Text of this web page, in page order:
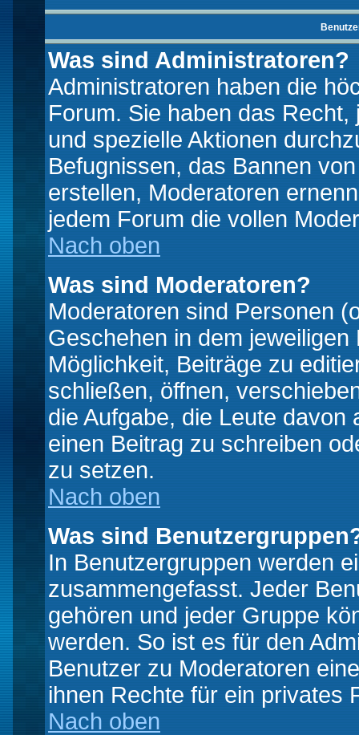
Was sind Administratoren?
Administratoren haben die
Forum. Sie haben das
und spezielle Aktionen
Befugnissen, das Bannen
erstellen, Moderatoren
jedem Forum die vollen
Nach oben
Was sind Moderatoren?
Moderatoren sind Personen
Geschehen in dem
Möglichkeit, Beiträge zu
schließen, öffnen,
die Aufgabe, die Leute
einen Beitrag zu schreiben
zu setzen.
Nach oben
Was sind
In Benutzergruppen werden
zusammengefasst. Jeder
gehören und jeder Gruppe
werden. So ist es für den
Benutzer zu Moderatoren
ihnen Rechte für ein privates
Nach oben